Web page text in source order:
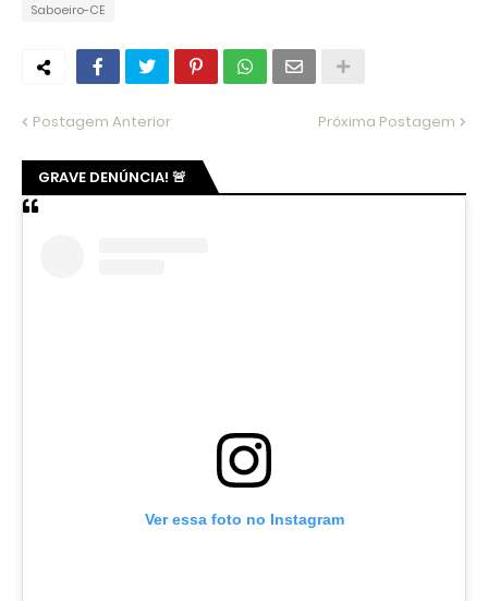
Saboeiro-CE
Postagem Anterior Próxima Postagem
GRAVE DENÚNCIA! 🚨
Ver essa foto no Instagram